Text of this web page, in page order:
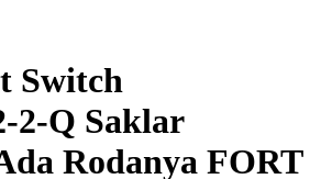
Switch
2-Q Saklar
Rodanya FORT